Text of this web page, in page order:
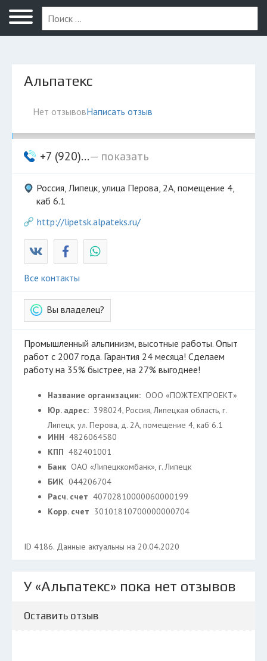
Липецк
Альпатекс
Нет отзывовНаписать отзыв
+7 (920)...— показать
Россия, Липецк, улица Перова, 2А, помещение 4,
каб 6.1
http://lipetsk.alpateks.ru/
Все контакты
Вы владелец?
Промышленный альпинизм, высотные работы. Опыт
работ с 2007 года. Гарантия 24 месяца! Сделаем
работу на 35% быстрее, на 27% выгоднее!
Название организации: ООО «ПОЖТЕХПРОЕКТ»
Юр. адрес: 398024, Россия, Липецкая область, г.
Липецк, ул. Перова, д. 2А, помещение 4, каб 6.1
ИНН 4826064580
КПП 482401001
Банк ОАО «Липецккомбанк», г. Липецк
БИК 044206704
Расч. счет 40702810000060000199
Корр. счет 30101810700000000704
ID 4186. Данные актуальны на 20.04.2020
У «Альпатекс» пока нет отзывов
Оставить отзыв